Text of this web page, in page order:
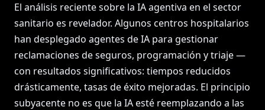
El análisis reciente sobre la IA agentiva en el sector
sanitario es revelador. Algunos centros hospitalarios
han desplegado agentes de IA para gestionar
reclamaciones de seguros, programación y triaje —
con resultados significativos: tiempos reducidos
drásticamente, tasas de éxito mejoradas. El principio
subyacente no es que la IA esté reemplazando a las